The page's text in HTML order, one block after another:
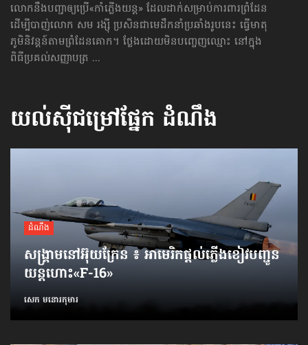
លោកនឹងបញ្ជា​ឲ្យប្រើ«កាំភ្លើងយន្ដ» ដែលដាក់សម្រាប់ការពារព្រំដែន
ដើម្បីបាញ់លោក សម រង្ស៊ី ប្រសិនជាមេដឹកនាំប្រឆាំងរូបនេះ ធ្វើមាតុ
ភូមិនិវន្តន៍តាមព្រំដែនគោក។ ថ្លែងដោយមិនបញ្ចេញឈ្មោះ នៅក្នុង
ពិធីប្រគល់សញ្ញាបត្រ ...
យល់ស៊ីជម្រៅផ្នែក ដំណឹង
ដំណឹង
សង្គ្រាមនៅអ៊ុយក្រែន ៖ អាមេរិកផ្ដល់ភ្លើងខៀវបញ្ជូន
យន្តហោះ«F-16»
សេក មនោរកុមារ